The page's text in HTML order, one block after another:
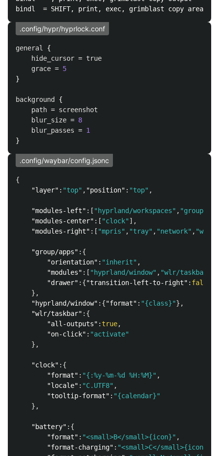
.config/hypr/hyprlock.conf
general
{
hide_cursor = true
grace = 5
}
background
{
path = screenshot
blur_size = 8
blur_passes = 1
.config/waybar/config.jsonc
{
"layer" : "top" , "position" : "top" ,
"modules-left" :[ "hyprland/workspaces" , "group/
"modules-center" :[ "clock" ],
"modules-right" :[ "mpris" , "tray" , "network" ,
"group/apps" :{
"orientation" : "inherit" ,
"modules" :[ "hyprland/window" , "wlr/taskbar"
"drawer" :{"transition-left-to-right" : false
},
"hyprland/window" :{"format" : "{class}"},
"wlr/taskbar" :{
"all-outputs" : true,
"on-click" : "activate"
},
"clock" :{
"format" : "{:%y-%m-%d %H:%M}" ,
"locale" : "C.UTF8" ,
"tooltip-format" : "{calendar}"
},
"battery" :{
"format" : "<small>B</small>{icon}" ,
"format-charging" : "<small>C</small>{icon}"